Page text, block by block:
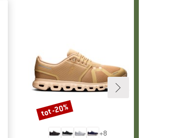
+8
Korting
tot -20%